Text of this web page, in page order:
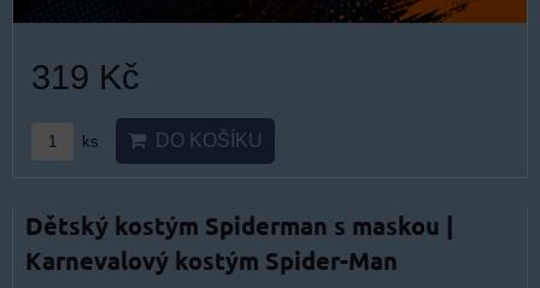
319 Kč
ks DO KOŠÍKU
Dětský kostým Spiderman s maskou |
Karnevalový kostým Spider-Man